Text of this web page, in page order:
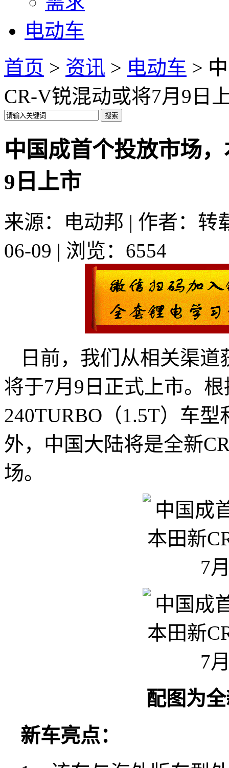
电动车
首页 > 资讯 > 电动车 >
CR-V锐混动或将7月9日
中国成首个投放市场
9日上市
来源：电动邦 | 作者：转
06-09 | 浏览：6554
日前，我们从相关渠
将于7月9日正式上市。
240TURBO（1.5T）车
外，中国大陆将是全新
场。
配图为
新车亮点：